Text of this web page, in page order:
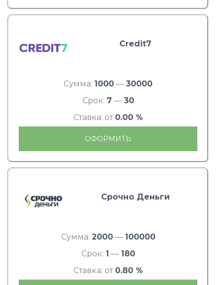
Credit7
Сумма: 1000 — 30000
Срок: 7 — 30
Ставка: от 0.00 %
ОФОРМИТЬ
Срочно Деньги
Сумма: 2000— 100000
Срок: 1 — 180
Ставка: от 0.80 %